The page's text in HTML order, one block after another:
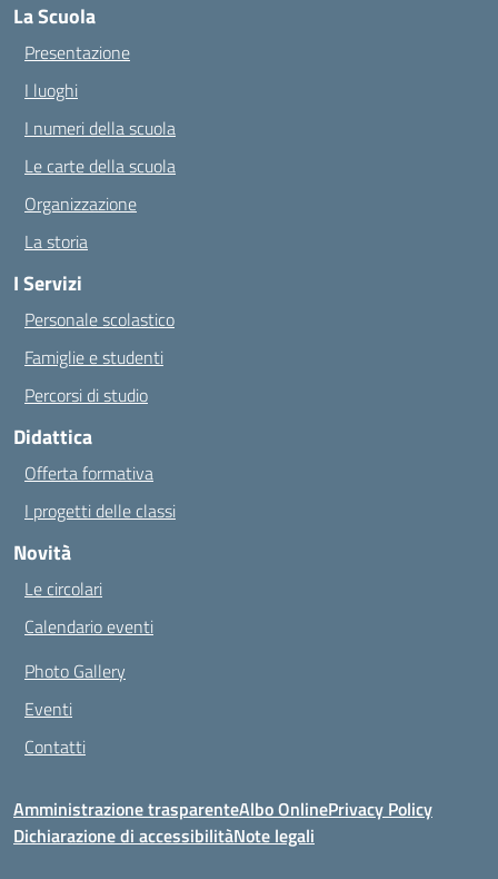
La Scuola
Presentazione
I luoghi
I numeri della scuola
Le carte della scuola
Organizzazione
La storia
I Servizi
Personale scolastico
Famiglie e studenti
Percorsi di studio
Didattica
Offerta formativa
I progetti delle classi
Novità
Le circolari
Calendario eventi
Photo Gallery
Eventi
Contatti
Amministrazione trasparenteAlbo OnlinePrivacy Policy
Dichiarazione di accessibilitàNote legali